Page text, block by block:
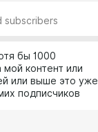
subscribers
бы 1000
мой контент или
или выше это уже
подписчиков